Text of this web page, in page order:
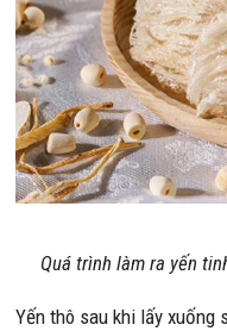
Quá trình làm ra yến
Yến thô sau khi lấy xuống